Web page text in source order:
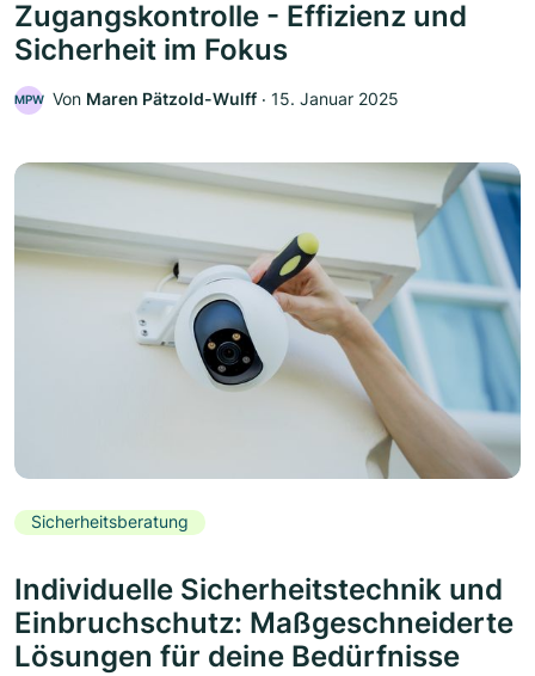
Zugangskontrolle - Effizienz und
Sicherheit im Fokus
MPW Von Maren Pätzold-Wulff ‧ 15. Januar 2025
Sicherheitsberatung
Individuelle Sicherheitstechnik und
Einbruchschutz: Maßgeschneiderte
Lösungen für deine Bedürfnisse